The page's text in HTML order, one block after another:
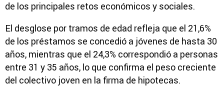
de los principales retos económicos y sociales.
El desglose por tramos de edad refleja que el 21,6%
de los préstamos se concedió a jóvenes de hasta 30
años, mientras que el 24,3% correspondió a personas
entre 31 y 35 años, lo que confirma el peso creciente
del colectivo joven en la firma de hipotecas.